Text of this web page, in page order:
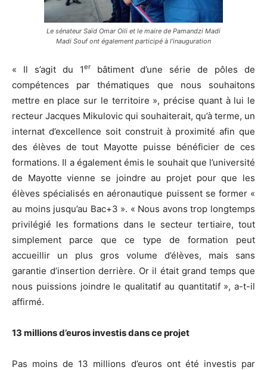
Le sénateur Saïd Omar Oili et le maire de Pamandzi Madi
Madi Souf ont également participé à l’inauguration
« Il s’agit du 1erbâtiment d’une série de pôles de
compétences par thématiques que nous souhaitons
mettre en place sur le territoire », précise quant à lui le
recteur Jacques Mikulovic qui souhaiterait, qu’à terme, un
internat d’excellence soit construit à proximité afin que
des élèves de tout Mayotte puisse bénéficier de ces
formations. Il a également émis le souhait que l’université
de Mayotte vienne se joindre au projet pour que les
élèves spécialisés en aéronautique puissent se former «
au moins jusqu’au Bac+3 ». « Nous avons trop longtemps
privilégié les formations dans le secteur tertiaire, tout
simplement parce que ce type de formation peut
accueillir un plus gros volume d’élèves, mais sans
garantie d’insertion derrière. Or il était grand temps que
nous puissions joindre le qualitatif au quantitatif », a-t-il
affirmé.
13 millions d’euros investis dans ce projet
Pas moins de 13 millions d’euros ont été investis par